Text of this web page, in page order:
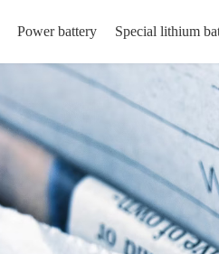
Power battery Special lithium